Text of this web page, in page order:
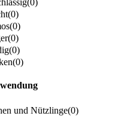
(0)
(0)
(0)
(0)
(0)
(0)
und Nützlinge(0)